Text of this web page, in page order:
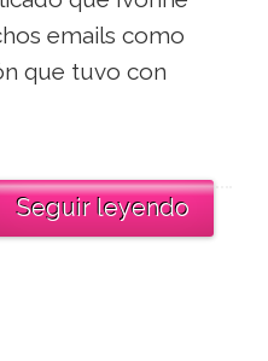
emails como
que tuvo con
Seguir leyendo